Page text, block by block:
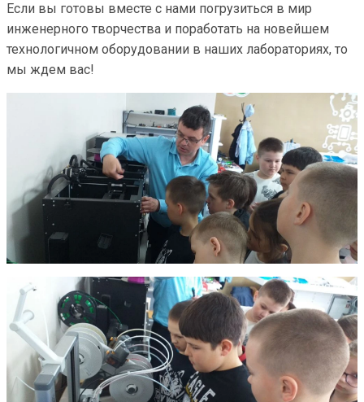
Если вы готовы вместе с нами погрузиться в мир
инженерного творчества и поработать на новейшем
технологичном оборудовании в наших лабораториях, то
мы ждем вас!